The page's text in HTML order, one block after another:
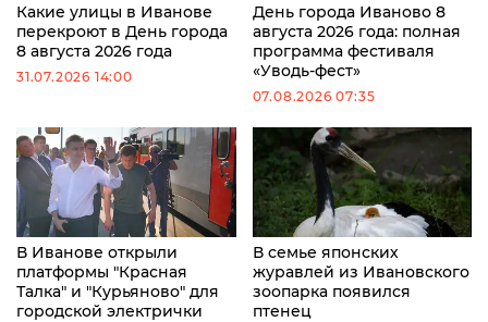
Какие улицы в Иванове
перекроют в День города
8 августа 2026 года
31.07.2026 14:00
День города Иваново 8
августа 2026 года: полная
программа фестиваля
«Уводь-фест»
07.08.2026 07:35
В Иванове открыли
платформы "Красная
Талка" и "Курьяново" для
городской электрички
В семье японских
журавлей из Ивановского
зоопарка появился
птенец